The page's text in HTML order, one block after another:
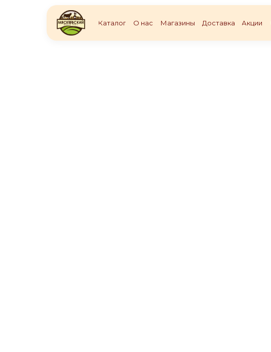
Акции
Доставка
Магазины
О нас
Каталог